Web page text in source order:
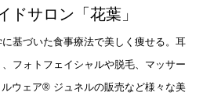
ドサロン「花葉」
基づいた食事療法で美しく痩せる。耳
フォトフェイシャルや脱毛、マッサー
ウェア®︎ ジュネルの販売など様々な美